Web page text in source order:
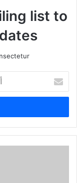
list to
بريدك
الإلكتروني